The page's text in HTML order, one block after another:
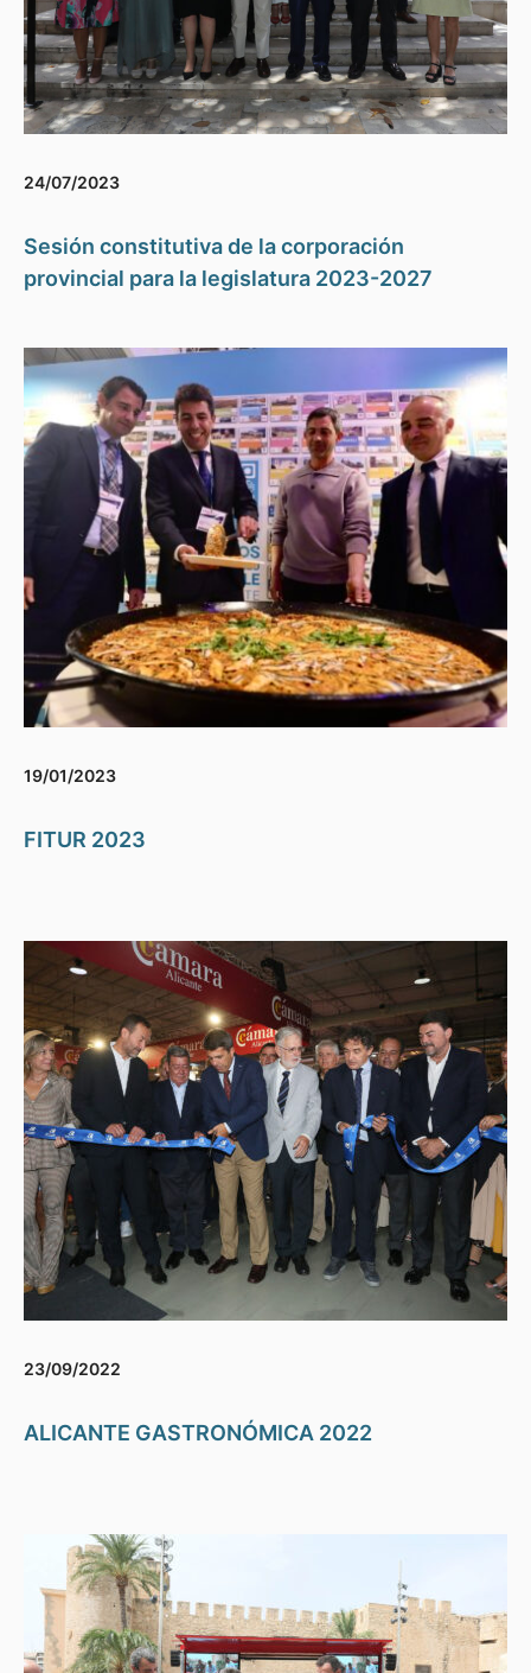
24/07/2023
Sesión constitutiva de la corporación
provincial para la legislatura 2023-2027
19/01/2023
FITUR 2023
23/09/2022
ALICANTE GASTRONÓMICA 2022